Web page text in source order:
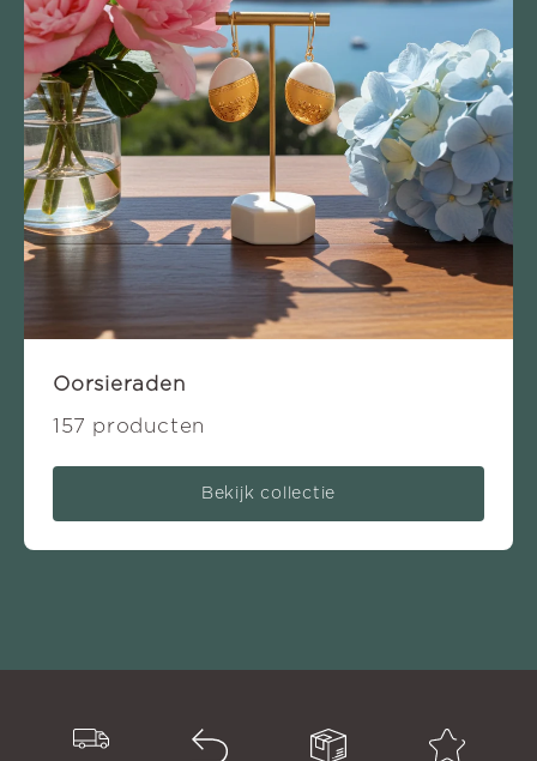
Oorsieraden
157 producten
Bekijk collectie